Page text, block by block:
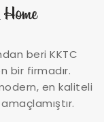
beri KKTC
bir firmadır.
en kaliteli